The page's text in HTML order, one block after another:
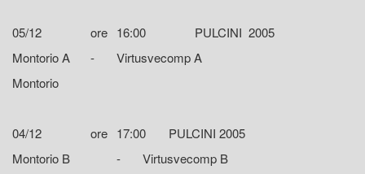
05/12 ore 16:00
PULCINI 2005
Montorio A
-
Virtusvecomp A
Montorio
04/12 ore 17:00
PULCINI 2005
Montorio B
-
Virtusvecomp B